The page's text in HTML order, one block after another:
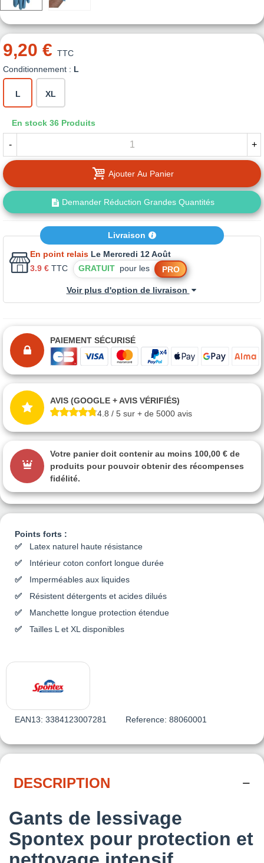
Points forts :
Latex naturel haute résistance
Intérieur coton confort longue durée
Imperméables aux liquides
Résistent détergents et acides dilués
Manchette longue protection étendue
Tailles L et XL disponibles
EAN13: 3384123007281 Reference: 88060001
9,20 € TTC
Conditionnement : L
L XL
En stock 36 Produits
- +
Ajouter Au Panier
Demander Réduction Grandes Quantités
Livraison
En point relais Le Mercredi 12 Août
3.9 € TTC GRATUIT pour les PRO
Voir plus d'option de livraison
PAIEMENT SÉCURISÉ
AVIS (GOOGLE + AVIS VÉRIFIÉS)
4.8 / 5 sur + de 5000 avis
Votre panier doit contenir au moins 100,00 € de
produits pour pouvoir obtenir des récompenses
fidélité.
DESCRIPTION
Gants de lessivage
Spontex pour protection et